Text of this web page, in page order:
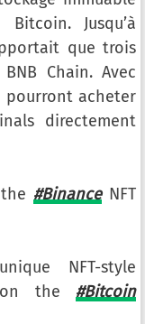
Jusqu’à
que trois
Chain. Avec
pourront acheter
directement
#BinanceNFT
NFT-style
on the #Bitcoin